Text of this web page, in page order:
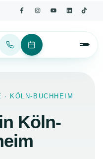
· KÖLN-BUCHHEIM
Köln-